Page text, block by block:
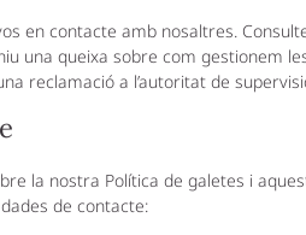
en contacte amb nosaltres.
una queixa sobre com gestionem
reclamació a l’autoritat de
la nostra Política de galetes i
de contacte: